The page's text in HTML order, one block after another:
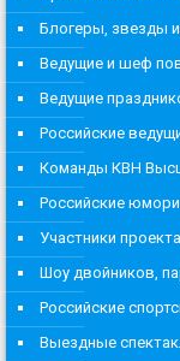
Блогеры, звезды
Ведущие и шеф
Ведущие
Российские
Команды КВН
Российские
Участники
Шоу двойников,
Российские
Выездные